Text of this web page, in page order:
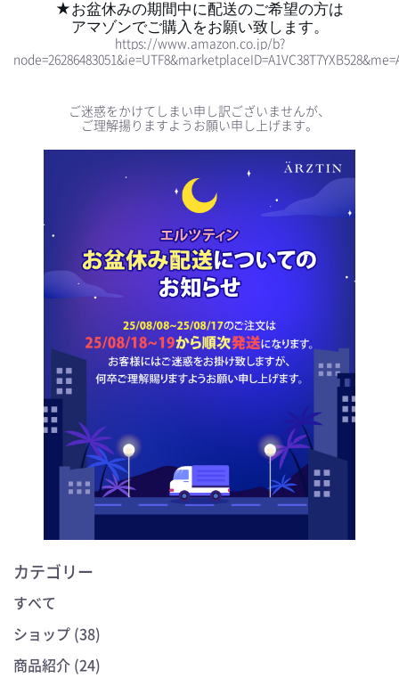
★お盆休みの期間中に配送のご希望の方は
アマゾンでご購入をお願い致します。
https://www.amazon.co.jp/b?
ご迷惑をかけてしまい申し訳ございませんが、
ご理解揚りますようお願い申し上げます。
カテゴリー
すべて
ショップ (38)
商品紹介 (24)